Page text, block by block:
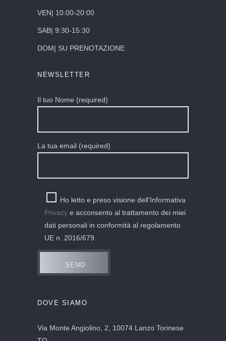
VEN| 10:00-20:00
SAB| 9:30-15:30
DOM| SU PRENOTAZIONE
NEWSLETTER
Il tuo Nome (required)
La tua email (required)
Ho letto e preso visione dell'Informativa
Privacy e acconsento al trattamento dei miei
dati personali in conformità al regolamento
UE n. 2016/679.
DOVE SIAMO
Via Monte Angiolino, 2, 10074 Lanzo Torinese